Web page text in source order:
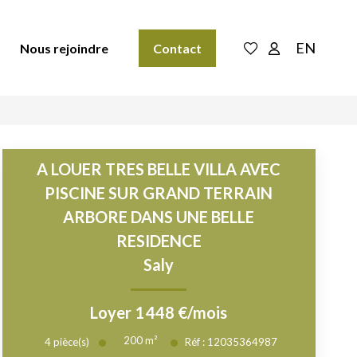
Nous rejoindre Contact EN
A LOUER TRES BELLE VILLA AVEC
PISCINE SUR GRAND TERRAIN
ARBORE DANS UNE BELLE
RESIDENCE
Saly
Loyer 1 448 €/mois
4pièce(s) 200m² Réf : 12035364987